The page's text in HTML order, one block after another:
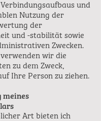
und
Nutzung der
der
und -stabilität sowie
Zwecken.
wir die
zu dem Zweck,
Ihre Person zu ziehen.
meines
Art bieten ich